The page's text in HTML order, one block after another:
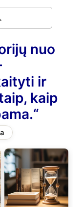
nuo
ir
kaip